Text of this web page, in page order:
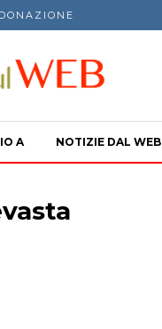
A NOTIZIE DAL WEB